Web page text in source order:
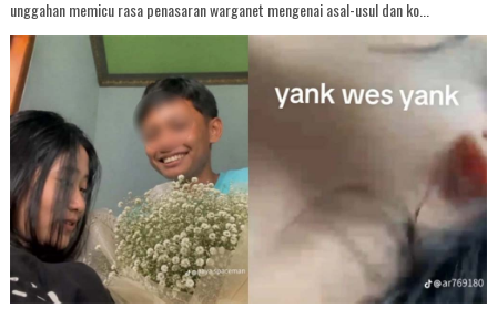
unggahan memicu rasa penasaran warganet mengenai asal-usul dan ko...